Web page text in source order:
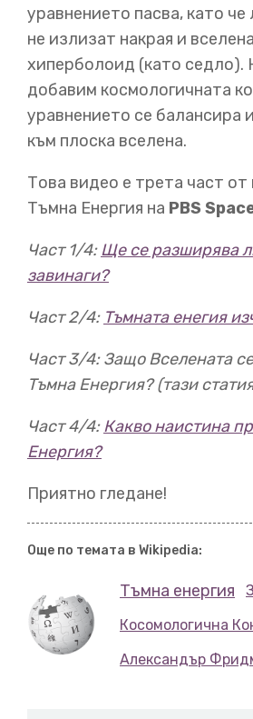
00:22
ни позволява да опишем
най-висок мащаб – пространство,
способностите ни да проучим
години напред в бъдещето.
Но опитите ни да свържем
с реалните
показват, че съдбата на Вселената
нещо, което наричаме „тъмна
00:46
За да разберем тъмната енергия,
разгледаме айнщайновата теория
00:54
ОТО, изразена с първото от двете
Фридман,може да обясни
оказвано от гравитацията
01:07
на всичко, което се съдържа в нея.
уравнението пасва, като
не излизат накрая и
хиперболоид (като седло).
добавим космологичната
уравнението се балансира
към плоска вселена.
Това видео е трета част
Тъмна Енергия на PBS
Част 1/4:Ще се разширява
завинаги?
Част 2/4: Тъмната енегия
Част 3/4: Защо Вселената
Тъмна Енергия? (тази
Част 4/4:Какво наистина
Енергия?
Приятно гледане!
Още по темата в Wikipedia:
Тъмна енергия
Косомологична
Александър